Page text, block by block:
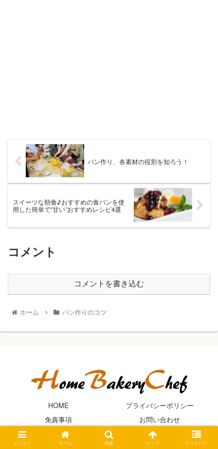
パン作り、各素材の役割を知ろう！
スイーツな朝食♪おすすめの食パンを使
用した簡単で”甘い”おすすめレシピ4選
コメント
コメントを書き込む
ホーム パン作りのコツ
HOME
プライバシーポリシー
免責事項
お問い合わせ
© 2015-2026 ホームベーカリーシェフ.
メニュー ホーム 検索 トップ サイドバー